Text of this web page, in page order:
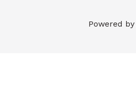
Powered by